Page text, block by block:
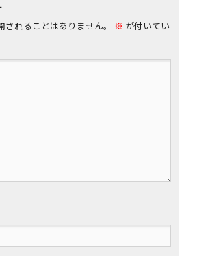
れることはありません。 ※ が付いてい